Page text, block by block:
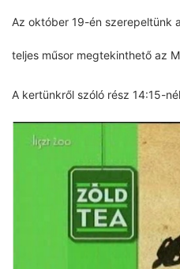
Az október 19-én szerepeltünk
teljes műsor megtekinthető az
A kertünkről szóló rész 14:15-